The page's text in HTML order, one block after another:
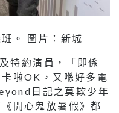
。 圖片：新城
特約演員，「即係
啦OK，又喺好多電
日記之莫欺少年
開心鬼放暑假》都